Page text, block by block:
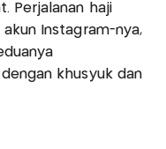
Perjalanan haji
Instagram-nya,
khusyuk dan